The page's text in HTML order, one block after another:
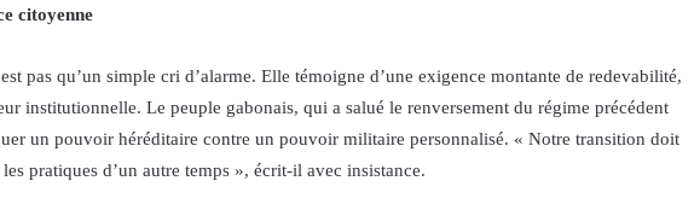
citoyenne
pas qu’un simple cri d’alarme. Elle témoigne d’une exigence montante de redevabilité,
institutionnelle. Le peuple gabonais, qui a salué le renversement du régime précédent
un pouvoir héréditaire contre un pouvoir militaire personnalisé. « Notre transition doit
pratiques d’un autre temps », écrit-il avec insistance.